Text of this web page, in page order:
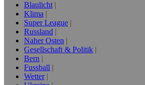
Blaulicht
Klima
Super League
Russland
Naher Osten
Gesellschaft & Politik
Bern
Fussball
Wetter